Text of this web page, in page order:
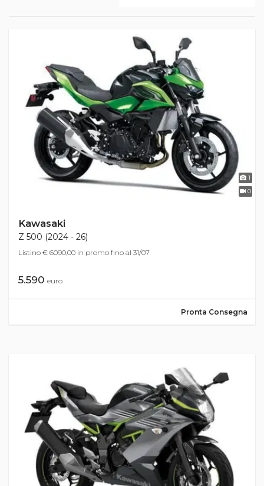
1
0
Kawasaki
Z 500 (2024 - 26)
Listino € 6090,00 in promo fino al 31/07
5.590 euro
Pronta Consegna